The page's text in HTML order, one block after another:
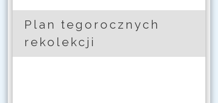
Plan tegorocznych
rekolekcji